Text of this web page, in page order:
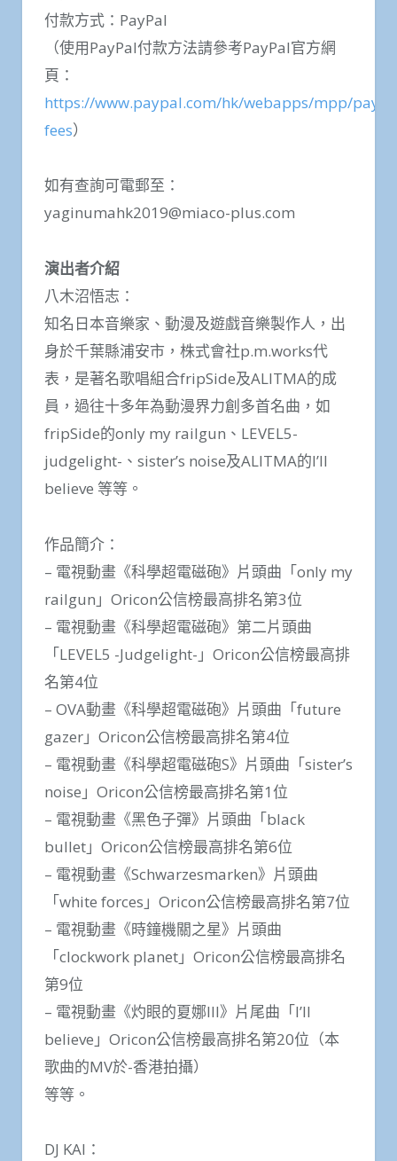
付款方式：PayPal
（使用PayPal付款方法請參考PayPal官方網
頁：
https://www.paypal.com/hk/webapps/mpp/
fees）
如有查詢可電郵至：
yaginumahk2019@miaco-plus.com
演出者介紹
八木沼悟志：
知名日本音樂家、動漫及遊戲音樂製作人，出
身於千葉縣浦安市，株式會社p.m.works代
表，是著名歌唱組合fripSide及ALITMA的成
員，過往十多年為動漫界力創多首名曲，如
fripSide的only my railgun、LEVEL5-
judgelight-、sister’s noise及ALITMA的I’ll
believe 等等。
作品簡介：
– 電視動畫《科學超電磁砲》片頭曲「only my
railgun」Oricon公信榜最高排名第3位
– 電視動畫《科學超電磁砲》第二片頭曲
「LEVEL5 -Judgelight-」Oricon公信榜最高排
名第4位
– OVA動畫《科學超電磁砲》片頭曲「future
gazer」Oricon公信榜最高排名第4位
– 電視動畫《科學超電磁砲S》片頭曲「sister’s
noise」Oricon公信榜最高排名第1位
– 電視動畫《黑色子彈》片頭曲「black
bullet」Oricon公信榜最高排名第6位
– 電視動畫《Schwarzesmarken》片頭曲
「white forces」Oricon公信榜最高排名第7位
– 電視動畫《時鐘機關之星》片頭曲
「clockwork planet」Oricon公信榜最高排名
第9位
– 電視動畫《灼眼的夏娜III》片尾曲「I’ll
believe」Oricon公信榜最高排名第20位（本
歌曲的MV於-香港拍攝）
等等。
DJ KAI：